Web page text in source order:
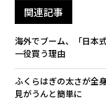
関連記事
海外でブーム、「日本
一役買う理由
ふくらはぎの太さが全
見がうんと簡単に